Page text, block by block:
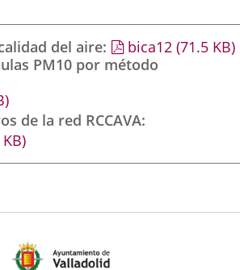
externa.externa.
del aire
bica12 (71.5 KB)
PM10 por método
)
de la red RCCAVA
KB)